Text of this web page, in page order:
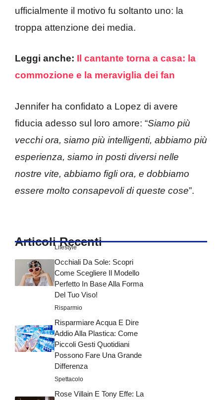
ufficialmente il motivo fu soltanto uno: la
troppa attenzione dei media.
Leggi anche: Il cantante torna a casa: la
commozione e la meraviglia dei fan
Jennifer ha confidato a Lopez di avere
fiducia adesso sul loro amore: “Siamo più
vecchi ora, siamo più intelligenti, abbiamo più
esperienza, siamo in posti diversi nelle
nostre vite, abbiamo figli ora, e dobbiamo
essere molto consapevoli di queste cose”.
Articoli Recenti
Lifestyle
Occhiali Da Sole: Scopri
Come Scegliere Il Modello
Perfetto In Base Alla Forma
Del Tuo Viso!
Risparmio
Risparmiare Acqua E Dire
Addio Alla Plastica: Come
Piccoli Gesti Quotidiani
Possono Fare Una Grande
Differenza
Spettacolo
Rose Villain E Tony Effe: La